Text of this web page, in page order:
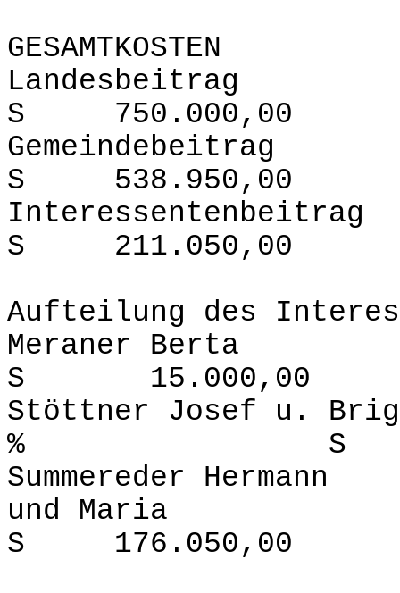
GESAMTKOSTEN
S 750.000,00
S 538.950,00
S 211.050,00
Aufteilung des
Meraner
S 15.000,00
Stöttner Josef u.
% S
Summereder Hermann
und
S 176.050,00